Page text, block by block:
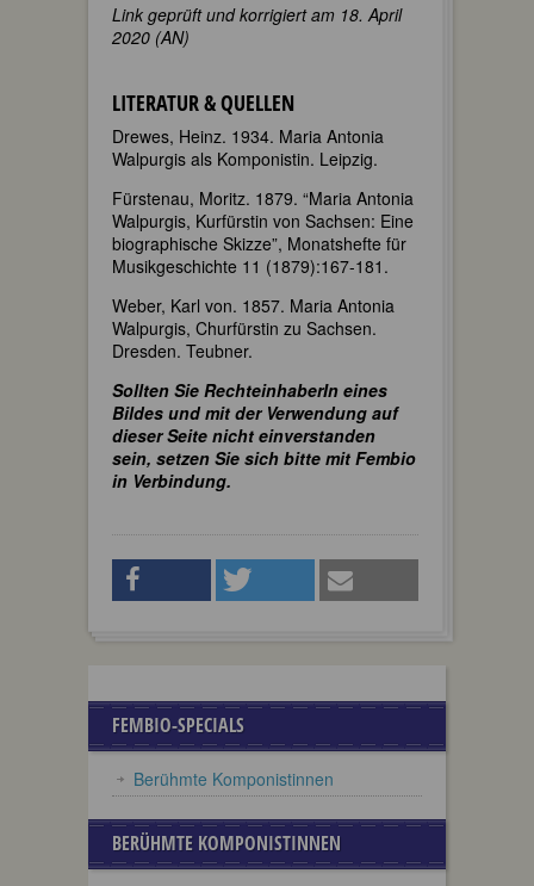
Link geprüft und korrigiert am 18. April
2020 (AN)
LITERATUR & QUELLEN
Drewes, Heinz. 1934. Maria Antonia
Walpurgis als Komponistin. Leipzig.
Fürstenau, Moritz. 1879. “Maria Antonia
Walpurgis, Kurfürstin von Sachsen: Eine
biographische Skizze”, Monatshefte für
Musikgeschichte 11 (1879):167-181.
Weber, Karl von. 1857. Maria Antonia
Walpurgis, Churfürstin zu Sachsen.
Dresden. Teubner.
Sollten Sie RechteinhaberIn eines
Bildes und mit der Verwendung auf
dieser Seite nicht einverstanden
sein, setzen Sie sich bitte mit Fembio
in Verbindung.
FEMBIO-SPECIALS
Berühmte Komponistinnen
BERÜHMTE KOMPONISTINNEN